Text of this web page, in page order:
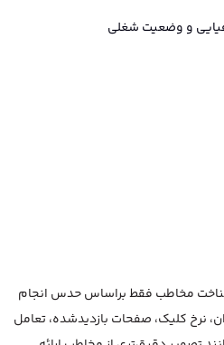
و وضعیت شغلی
شناخت مخاطب فقط براساس حدس انجام
نرخ کلیک، صفحات بازدیدشده، تعامل